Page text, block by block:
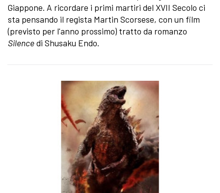
Giappone. A ricordare i primi martiri del XVII Secolo ci
sta pensando il regista Martin Scorsese, con un film
(previsto per l'anno prossimo) tratto da romanzo
Silencedi Shusaku Endo.